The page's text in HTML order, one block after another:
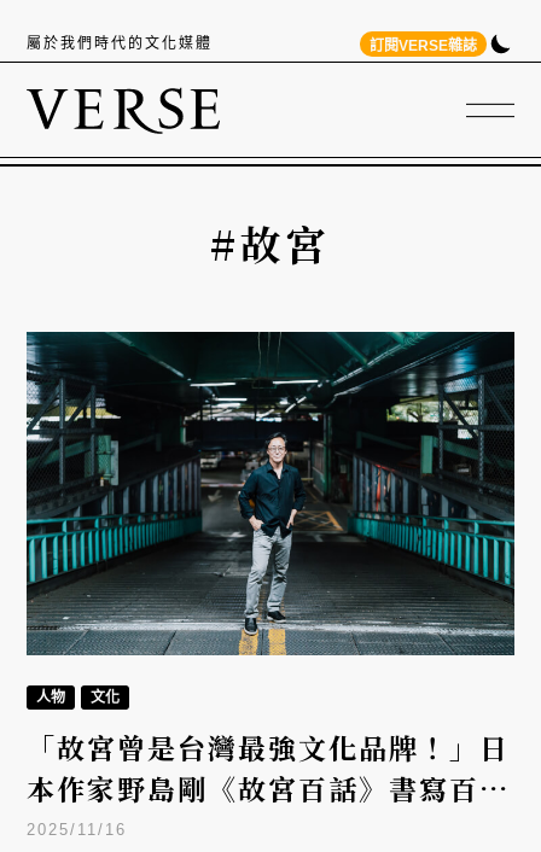
屬於我們時代的文化媒體 訂閱VERSE雜誌
#故宮
人物 文化
「故宮曾是台灣最強文化品牌！」日
本作家野島剛《故宮百話》書寫百年
故宮觀察
2025/11/16